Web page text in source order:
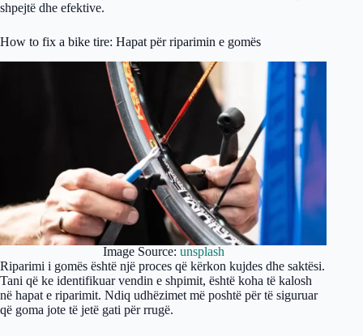
shpejtë dhe efektive.
How to fix a bike tire: Hapat për riparimin e gomës
Image Source: unsplash
Riparimi i gomës është një proces që kërkon kujdes dhe saktësi.
Tani që ke identifikuar vendin e shpimit, është koha të kalosh
në hapat e riparimit. Ndiq udhëzimet më poshtë për të siguruar
që goma jote të jetë gati për rrugë.